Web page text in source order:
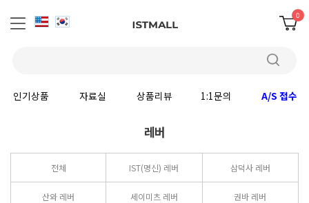
0
인기상품 자료실 상품리뷰 1:1문의 A/S 접수
레버
전체 IST(명신) 레버 삼덕사 레버
산와 레버 세이미츠 레버 권바 레버